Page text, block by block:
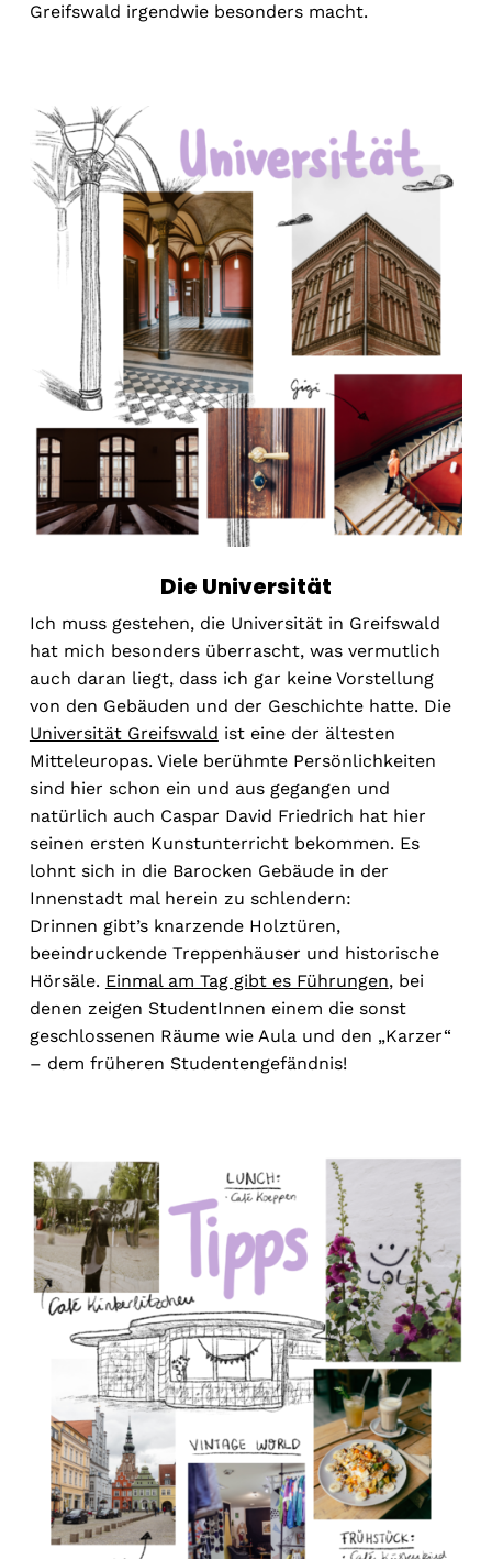
Greifswald irgendwie besonders macht.
Die Universität
Ich muss gestehen, die Universität in Greifswald
hat mich besonders überrascht, was vermutlich
auch daran liegt, dass ich gar keine Vorstellung
von den Gebäuden und der Geschichte hatte. Die
Universität Greifswald ist eine der ältesten
Mitteleuropas. Viele berühmte Persönlichkeiten
sind hier schon ein und aus gegangen und
natürlich auch Caspar David Friedrich hat hier
seinen ersten Kunstunterricht bekommen. Es
lohnt sich in die Barocken Gebäude in der
Innenstadt mal herein zu schlendern:
Drinnen gibt’s knarzende Holztüren,
beeindruckende Treppenhäuser und historische
Hörsäle. Einmal am Tag gibt es Führungen, bei
denen zeigen StudentInnen einem die sonst
geschlossenen Räume wie Aula und den „Karzer“
– dem früheren Studentengefändnis!